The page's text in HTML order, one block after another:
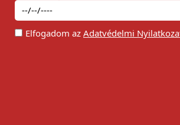
Elfogadom az Adatvédelmi